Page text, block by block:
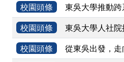
校園頭條
東吳大學推動
校園頭條
東吳大學人社
校園頭條
從東吳出發，